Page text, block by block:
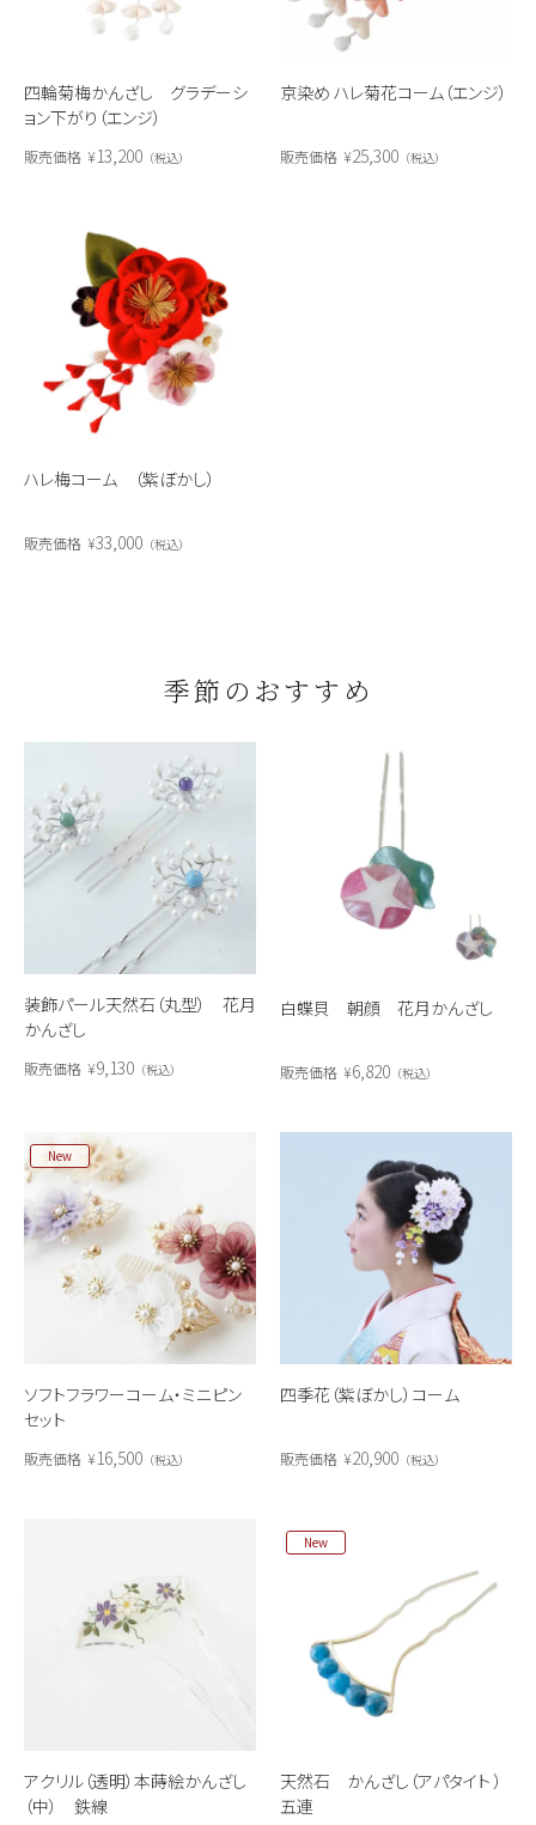
四輪菊梅かんざし グラデーシ
ョン下がり（エンジ）
販売価格 ¥13,200 税込
京染め ハレ菊花コーム（エンジ）
販売価格 ¥25,300 税込
ハレ梅コーム （紫ぼかし）
販売価格 ¥33,000 税込
季節のおすすめ
装飾パール天然石（丸型） 花月
かんざし
販売価格 ¥9,130 税込
白蝶貝 朝顔 花月かんざし
販売価格 ¥6,820 税込
ソフトフラワーコーム・ミニピン
セット
New
販売価格 ¥16,500 税込
四季花（紫ぼかし）コーム
販売価格 ¥20,900 税込
アクリル（透明）本蒔絵かんざし
（中） 鉄線
天然石 かんざし（アパタイト ）
五連
New